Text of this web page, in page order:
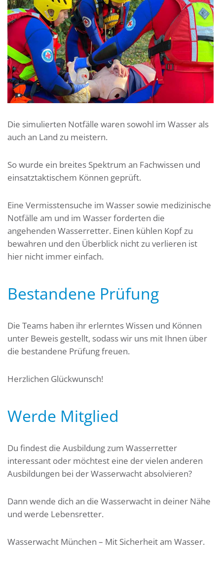
Die simulierten Notfälle waren sowohl im Wasser als
auch an Land zu meistern.
So wurde ein breites Spektrum an Fachwissen und
einsatztaktischem Können geprüft.
Eine Vermisstensuche im Wasser sowie medizinische
Notfälle am und im Wasser forderten die
angehenden Wasserretter. Einen kühlen Kopf zu
bewahren und den Überblick nicht zu verlieren ist
hier nicht immer einfach.
Bestandene Prüfung
Die Teams haben ihr erlerntes Wissen und Können
unter Beweis gestellt, sodass wir uns mit Ihnen über
die bestandene Prüfung freuen.
Herzlichen Glückwunsch!
Werde Mitglied
Du findest die Ausbildung zum Wasserretter
interessant oder möchtest eine der vielen anderen
Ausbildungen bei der Wasserwacht absolvieren?
Dann wende dich an die Wasserwacht in deiner Nähe
und werde Lebensretter.
Wasserwacht München – Mit Sicherheit am Wasser.